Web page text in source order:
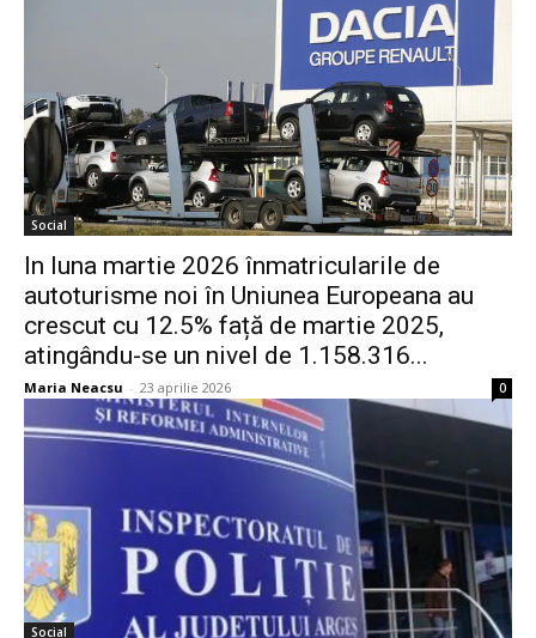
Social
In luna martie 2026 înmatricularile de
autoturisme noi în Uniunea Europeana au
crescut cu 12.5% față de martie 2025,
atingându-se un nivel de 1.158.316...
Maria Neacsu - 23 aprilie 2026 0
Social